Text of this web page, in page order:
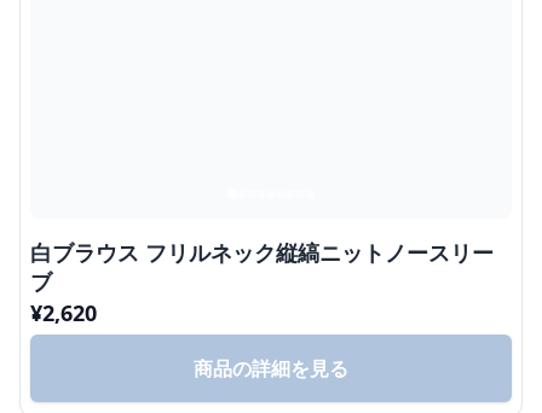
白ブラウス フリルネック縦縞ニットノースリー
ブ
¥2,620
商品の詳細を見る